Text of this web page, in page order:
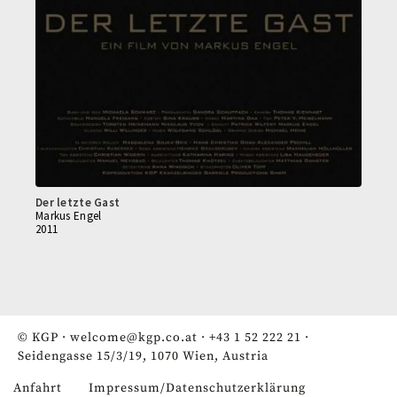
Der letzte Gast
Markus Engel
2011
© KGP · welcome@kgp.co.at · +43 1 52 222 21 ·
Seidengasse 15/3/19, 1070 Wien, Austria
Anfahrt Impressum/Datenschutzerklärung